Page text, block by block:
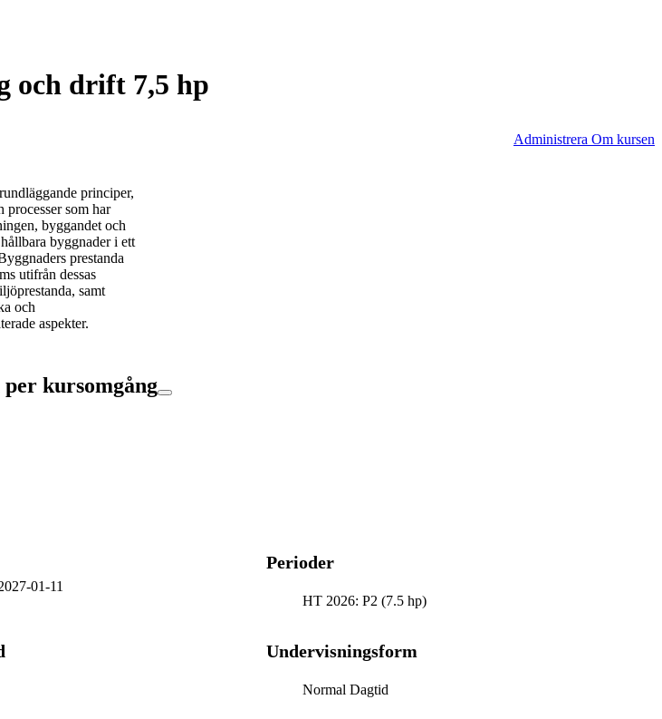
och drift 7,5 hp
Administrera Om kursen
principer,
processer som har
byggandet och
byggnader i ett
prestanda
utifrån dessas
samt
och
aspekter.
kursomgång
01-11
Perioder
HT 2026: P2 (7.5 hp)
Undervisningsform
Normal Dagtid